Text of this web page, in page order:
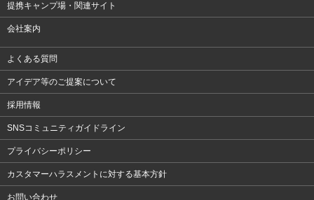
提携キャンプ場・関連サイト
会社案内
よくある質問
アイデア等のご提案について
採用情報
SNSコミュニティガイドライン
プライバシーポリシー
カスタマーハラスメントに対する基本方針
お問い合わせ